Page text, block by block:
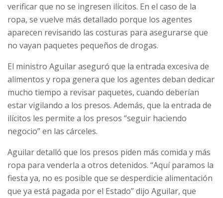
verificar que no se ingresen ilícitos. En el caso de la
ropa, se vuelve más detallado porque los agentes
aparecen revisando las costuras para asegurarse que
no vayan paquetes pequeños de drogas.
El ministro Aguilar aseguró que la entrada excesiva de
alimentos y ropa genera que los agentes deban dedicar
mucho tiempo a revisar paquetes, cuando deberían
estar vigilando a los presos. Además, que la entrada de
ilícitos les permite a los presos “seguir haciendo
negocio” en las cárceles.
Aguilar detalló que los presos piden más comida y más
ropa para venderla a otros detenidos. “Aquí paramos la
fiesta ya, no es posible que se desperdicie alimentación
que ya está pagada por el Estado” dijo Aguilar, que